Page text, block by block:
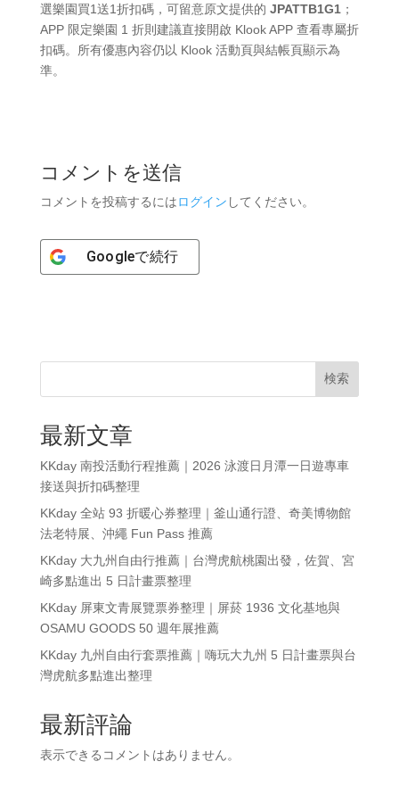
選樂園買1送1折扣碼，可留意原文提供的 JPATTB1G1；
APP 限定樂園 1 折則建議直接開啟 Klook APP 查看專屬折
扣碼。所有優惠內容仍以 Klook 活動頁與結帳頁顯示為
準。
コメントを送信
コメントを投稿するにはログイン してください。
Googleで続行
検索
最新文章
KKday 南投活動行程推薦｜2026 泳渡日月潭一日遊專車
接送與折扣碼整理
KKday 全站 93 折暖心券整理｜釜山通行證、奇美博物館
法老特展、沖繩 Fun Pass 推薦
KKday 大九州自由行推薦｜台灣虎航桃園出發，佐賀、宮
崎多點進出 5 日計畫票整理
KKday 屏東文青展覽票券整理｜屏菸 1936 文化基地與
OSAMU GOODS 50 週年展推薦
KKday 九州自由行套票推薦｜嗨玩大九州 5 日計畫票與台
灣虎航多點進出整理
最新評論
表示できるコメントはありません。